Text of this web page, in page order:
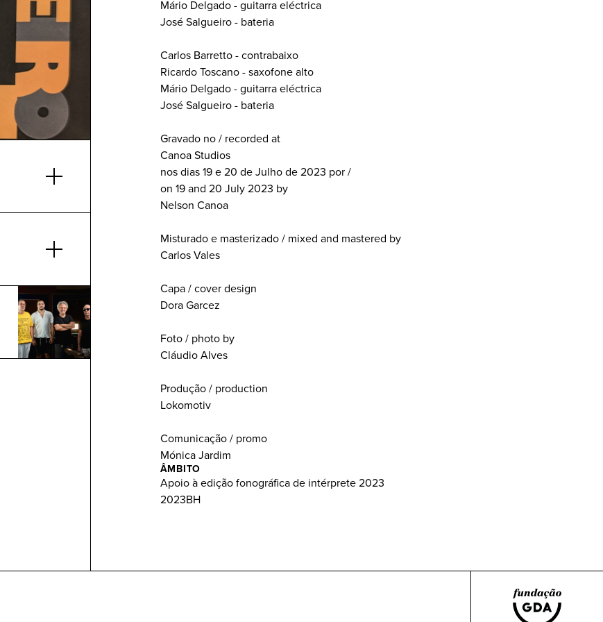
Mário Delgado - guitarra eléctrica
José Salgueiro - bateria
Carlos Barretto - contrabaixo
Ricardo Toscano - saxofone alto
Mário Delgado - guitarra eléctrica
José Salgueiro - bateria
Gravado no / recorded at
Canoa Studios
nos dias 19 e 20 de Julho de 2023 por /
on 19 and 20 July 2023 by
Nelson Canoa
Misturado e masterizado / mixed and mastered by
Carlos Vales
Capa / cover design
Dora Garcez
Foto / photo by
Cláudio Alves
Produção / production
Lokomotiv
Comunicação / promo
Mónica Jardim
ÂMBITO
Apoio à edição fonográfica de intérprete 2023
2023BH